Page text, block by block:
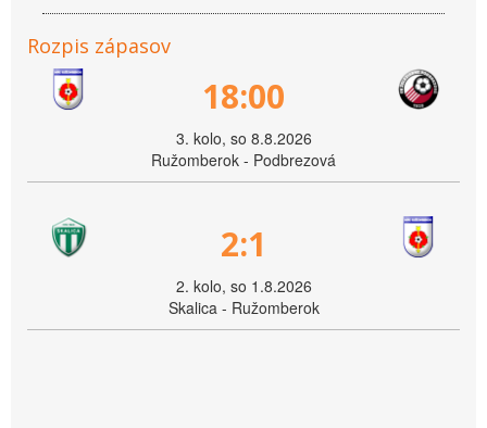
Rozpis zápasov
18:00
3. kolo, so 8.8.2026
Ružomberok - Podbrezová
2:1
2. kolo, so 1.8.2026
Skalica - Ružomberok